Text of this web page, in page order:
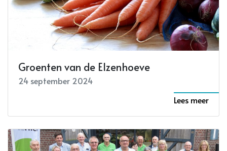
Groenten van de Elzenhoeve
24 september 2024
Lees meer